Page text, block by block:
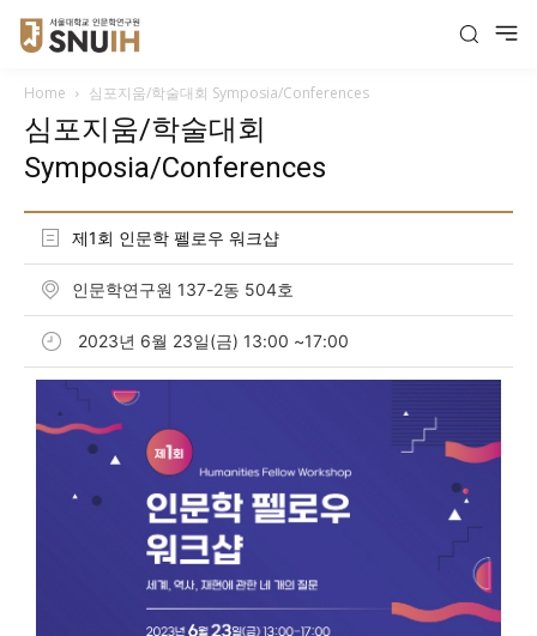
Home 심포지움/학술대회 Symposia/Conferences
심포지움/학술대회
Symposia/Conferences
제1회 인문학 펠로우 워크샵
인문학연구원 137-2동 504호
2023년 6월 23일(금) 13:00 ~17:00